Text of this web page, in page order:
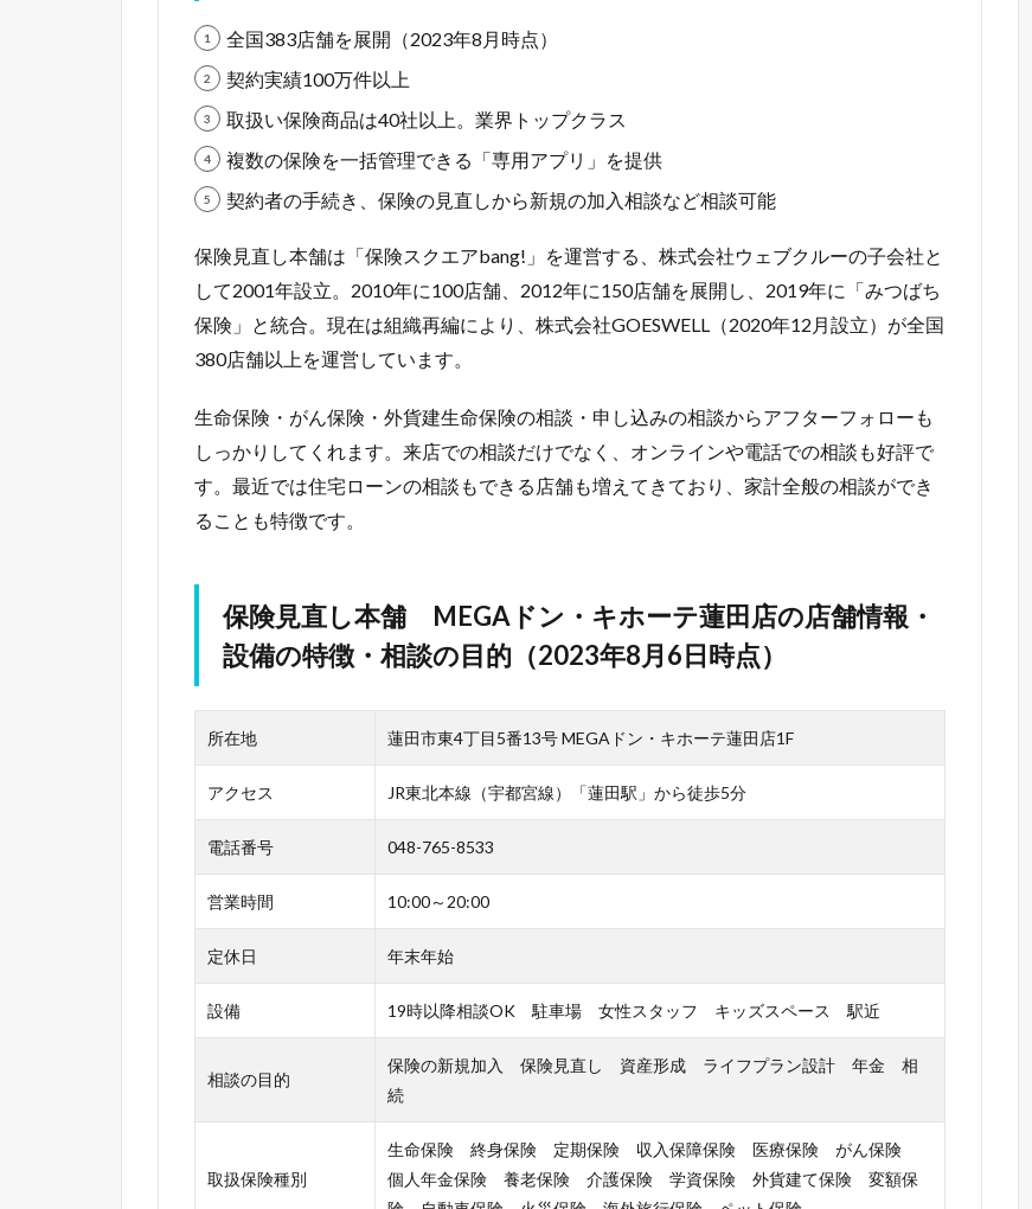
全国383店舗を展開（2023年8月時点）
契約実績100万件以上
取扱い保険商品は40社以上。業界トップクラス
複数の保険を一括管理できる「専用アプリ」を提供
契約者の手続き、保険の見直しから新規の加入相談など相談可能
保険見直し本舗は「保険スクエアbang!」を運営する、株式会社ウェブクルーの子会社と
して2001年設立。2010年に100店舗、2012年に150店舗を展開し、2019年に「みつばち
保険」と統合。現在は組織再編により、株式会社GOESWELL（2020年12月設立）が全国
380店舗以上を運営しています。
生命保険・がん保険・外貨建生命保険の相談・申し込みの相談からアフターフォローも
しっかりしてくれます。来店での相談だけでなく、オンラインや電話での相談も好評で
す。最近では住宅ローンの相談もできる店舗も増えてきており、家計全般の相談ができ
ることも特徴です。
保険見直し本舗 MEGAドン・キホーテ蓮田店の店舗情報・
設備の特徴・相談の目的（2023年8月6日時点）
所在地 蓮田市東4丁目5番13号 MEGAドン・キホーテ蓮田店1F
アクセス JR東北本線（宇都宮線）「蓮田駅」から徒歩5分
電話番号 048-765-8533
営業時間 10:00～20:00
定休日 年末年始
設備 19時以降相談OK 駐車場 女性スタッフ キッズスペース 駅近
相談の目的
保険の新規加入 保険見直し 資産形成 ライフプラン設計 年金 相
続
取扱保険種別
生命保険 終身保険 定期保険 収入保障保険 医療保険 がん保険
個人年金保険 養老保険 介護保険 学資保険 外貨建て保険 変額保